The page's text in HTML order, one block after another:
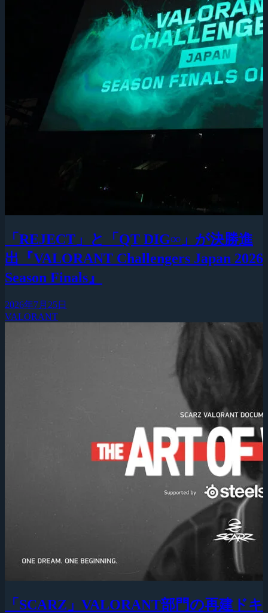
「REJECT」と「QT DIG∞」が決勝進
出『VALORANT Challengers Japan 2026
Season Finals』
2026年7月25日
VALORANT
「SCARZ」VALORANT部門の再建ドキ